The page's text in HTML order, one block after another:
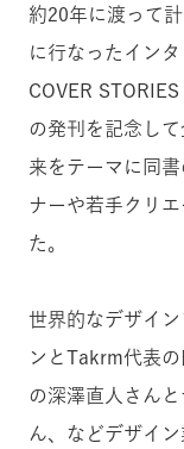
約20年に渡って
に行なったイン
COVER
の発刊を記念し
来をテーマに同
ナーや若手クリ
た。
世界的なデザイ
ンとTakrm代表
の深澤直人さん
ん、などデザイ